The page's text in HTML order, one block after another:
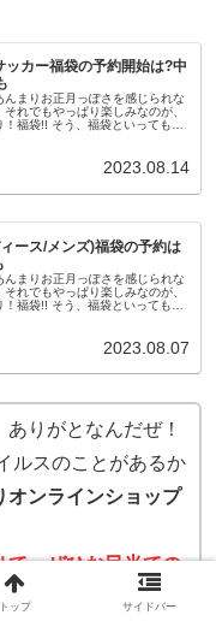
カー福袋の予約開始は?中
まりお正月っぽさを感じられな
れでもやっぱり楽しみなのが、
福袋!! そう、福袋といっても最
2023.08.14
ース/メンズ)福袋の予約は
まりお正月っぽさを感じられな
れでもやっぱり楽しみなのが、
福袋!! そう、福袋といっても最
2023.08.07
りがとなんだぜ！
ルスのことがあるか
オンラインショップ
て、ぜひお目当ての
んだぜ！
トップ サイドバー